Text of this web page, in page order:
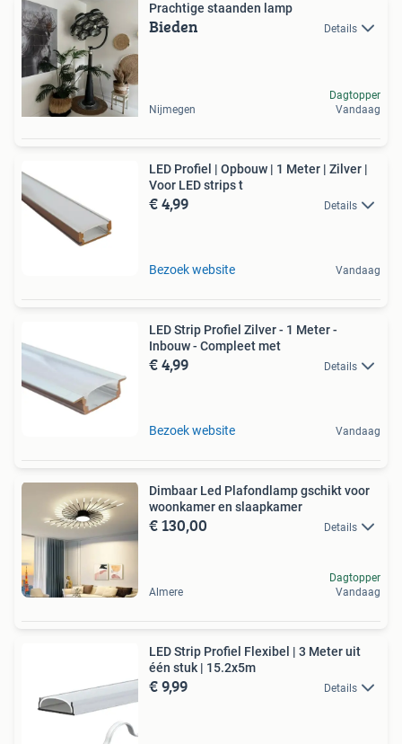
Prachtige staanden lamp
Bieden Details
Nijmegen
Dagtopper
Vandaag
LED Profiel | Opbouw | 1 Meter | Zilver |
Voor LED strips t
€ 4,99 Details
Bezoek website Vandaag
LED Strip Profiel Zilver - 1 Meter -
Inbouw - Compleet met
€ 4,99 Details
Bezoek website Vandaag
Dimbaar Led Plafondlamp gschikt voor
woonkamer en slaapkamer
€ 130,00 Details
Almere
Dagtopper
Vandaag
LED Strip Profiel Flexibel | 3 Meter uit
één stuk | 15.2x5m
€ 9,99 Details